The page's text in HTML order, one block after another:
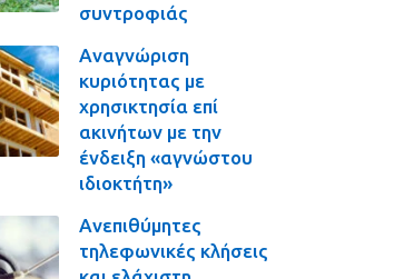
συντροφιάς
Αναγνώριση
κυριότητας με
χρησικτησία επί
ακινήτων με την
ένδειξη «αγνώστου
ιδιοκτήτη»
Ανεπιθύμητες
τηλεφωνικές κλήσεις